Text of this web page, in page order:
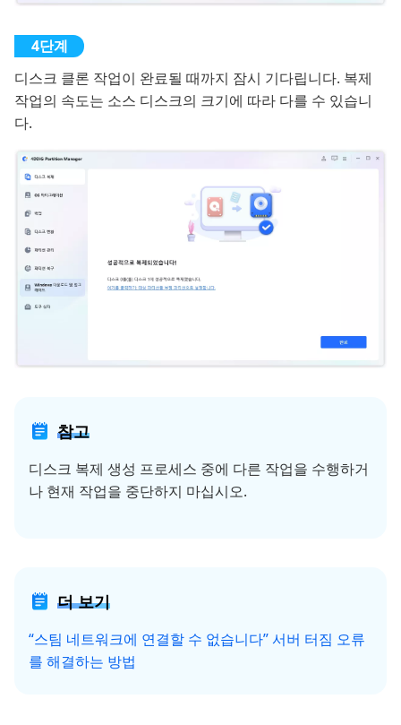
디스크 클론 작업이 완료될 때까지 잠시 기다립니다. 복제
작업의 속도는 소스 디스크의 크기에 따라 다를 수 있습니
다.
참고
디스크 복제 생성 프로세스 중에 다른 작업을 수행하거
나 현재 작업을 중단하지 마십시오.
더 보기
“스팀 네트워크에 연결할 수 없습니다” 서버 터짐 오류
를 해결하는 방법